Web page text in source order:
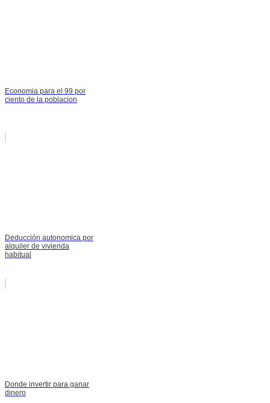
Economia para el 99 por
ciento de la poblacion
Deducción autonomica por
alquiler de vivienda
habitual
Donde invertir para ganar
dinero